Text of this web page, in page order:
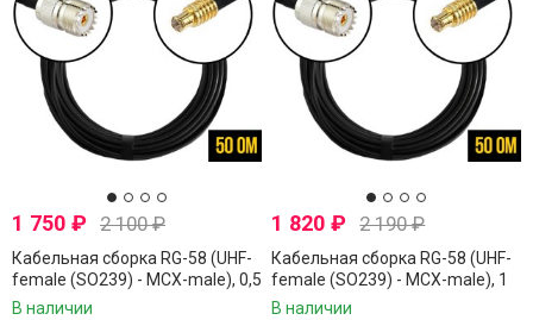
1 750 ₽ 2 100₽
Кабельная сборка RG-58 (UHF-
female (SO239) - MCX-male), 0,5
метра
В наличии
1 820₽ 2 190₽
Кабельная сборка RG-58 (UHF-
female (SO239) - MCX-male), 1
метр
В наличии